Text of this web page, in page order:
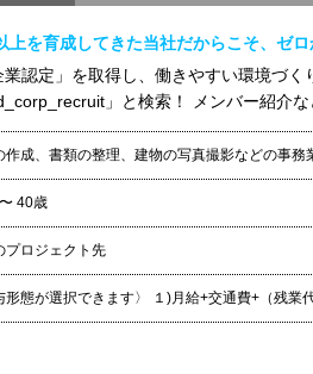
上を育成してきた当社だからこそ、ゼ
認定」を取得し、働きやすい環境づ
」と検索！ メンバー紹介な
作成、書類の整理、建物の写真撮影などの事務
40歳
プロジェクト先
形態が選択できます〉 １)月給+交通費+（残